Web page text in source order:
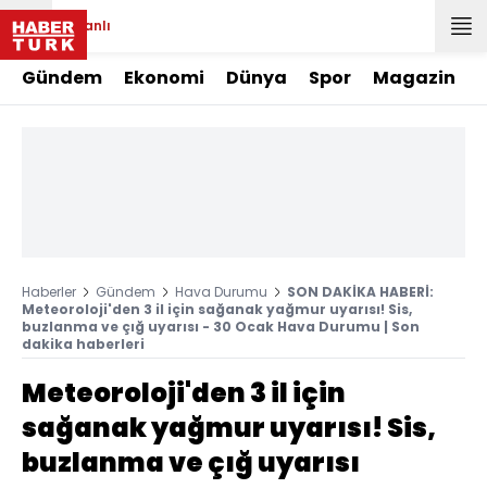
Canlı
Gündem Ekonomi Dünya Spor Magazin
Haberler Gündem Hava Durumu
SON DAKİKA HABERİ:
Meteoroloji'den 3 il için sağanak yağmur uyarısı! Sis,
buzlanma ve çığ uyarısı - 30 Ocak Hava Durumu | Son
dakika haberleri
Meteoroloji'den 3 il için
sağanak yağmur uyarısı! Sis,
buzlanma ve çığ uyarısı